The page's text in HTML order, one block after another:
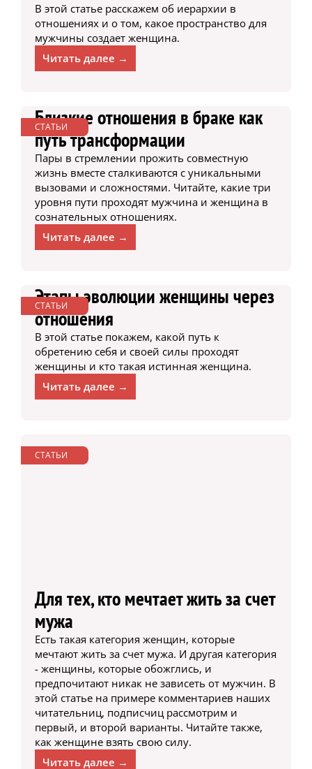
В этой статье расскажем об иерархии в
отношениях и о том, какое пространство для
мужчины создает женщина.
Читать далее →
СТАТЬИ
Близкие отношения в браке как
путь трансформации
Пары в стремлении прожить совместную
жизнь вместе сталкиваются с уникальными
вызовами и сложностями. Читайте, какие три
уровня пути проходят мужчина и женщина в
сознательных отношениях.
Читать далее →
СТАТЬИ
Этапы эволюции женщины через
отношения
В этой статье покажем, какой путь к
обретению себя и своей силы проходят
женщины и кто такая истинная женщина.
Читать далее →
СТАТЬИ
Для тех, кто мечтает жить за счет
мужа
Есть такая категория женщин, которые
мечтают жить за счет мужа. И другая категория
- женщины, которые обожглись, и
предпочитают никак не зависеть от мужчин. В
этой статье на примере комментариев наших
читательниц, подписчиц рассмотрим и
первый, и второй варианты. Читайте также,
как женщине взять свою силу.
Читать далее →